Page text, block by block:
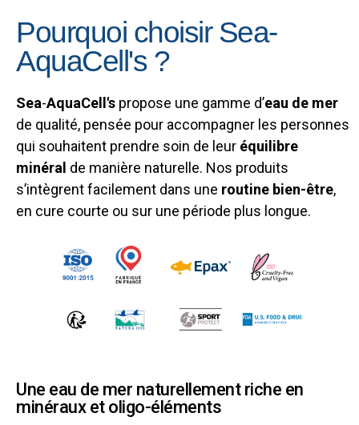
Pourquoi choisir Sea-
AquaCell's ?
Sea-AquaCell's propose une gamme d’eau de mer
de qualité, pensée pour accompagner les personnes
qui souhaitent prendre soin de leur équilibre
minéral de manière naturelle. Nos produits
s’intègrent facilement dans une routine bien-être,
en cure courte ou sur une période plus longue.
Une eau de mer naturellement riche en
minéraux et oligo-éléments